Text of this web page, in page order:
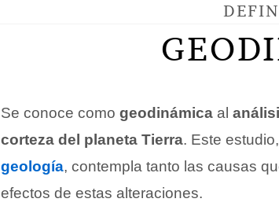
Se conoce como geodinámica al
corteza del planeta Tierra. Este
geología, contempla tanto las causas
efectos de estas alteraciones.